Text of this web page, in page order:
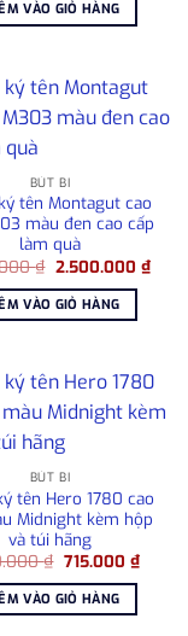
1.750.000 ₫.
VÀO GIỎ HÀNG
BÚT BI
ký tên Montagut cao
màu đen cao cấp
làm quà
₫ Giá
là:
2.950.000 ₫.
2.500.000 ₫Giá
hiện
VÀO GIỎ HÀNG
BÚT BI
tên Hero 1780 cao
Midnight kèm hộp
và túi hãng
₫ Giá
là:
1.080.000 ₫.
715.000 ₫Giá
hiện
VÀO GIỎ HÀNG